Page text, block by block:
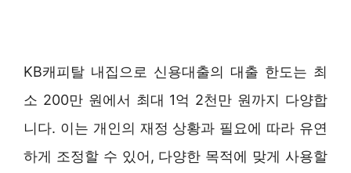
KB캐피탈 내집으로 신용대출의 대출 한도는 최
소 200만 원에서 최대 1억 2천만 원까지 다양합
니다. 이는 개인의 재정 상황과 필요에 따라 유연
하게 조정할 수 있어, 다양한 목적에 맞게 사용할